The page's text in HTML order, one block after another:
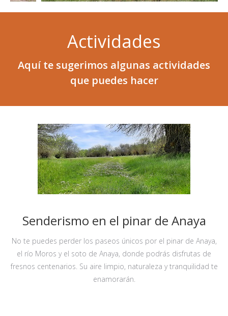
Actividades
Aquí te sugerimos algunas actividades
que puedes hacer
Senderismo en el pinar de Anaya
No te puedes perder los paseos únicos por el pinar de Anaya,
el río Moros y el soto de Anaya, donde podrás disfrutas de
fresnos centenarios. Su aire limpio, naturaleza y tranquilidad te
enamorarán.